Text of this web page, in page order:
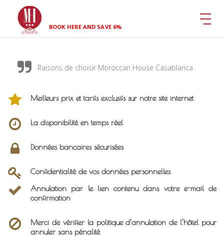
BOOK HERE AND SAVE 6%
Raisons de choisir Moroccan House Casablanca
Meilleurs prix et tarifs exclusifs sur notre site internet
La disponibilité en temps réel
Données bancaires sécurisées
Confidentialité de vos données personnelles
Annulation par le lien contenu dans votre e-mail de
confirmation
Merci de vérifier la politique d’annulation de l’hôtel pour
annuler sans pénalité